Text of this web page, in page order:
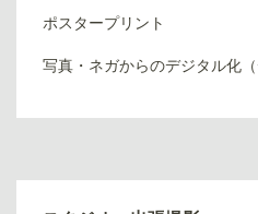
ポスタープリント
写真・ネガからのデジタル化（